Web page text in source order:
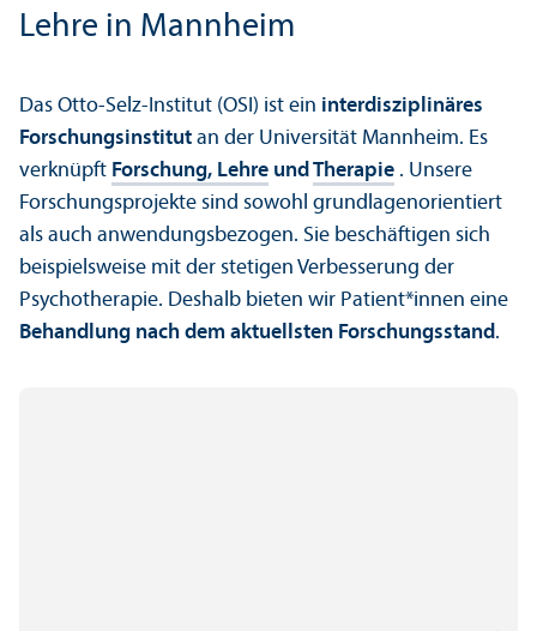
Lehre in Mannheim
Das Otto-Selz-Institut (OSI) ist ein interdisziplinäres
Forschungs­institut an der Universität Mannheim. Es
verknüpft Forschung, Lehre undTherapie . Unsere
Forschungs­projekte sind sowohl grundlagen­orientiert
als auch anwendungs­bezogen. Sie beschäftigen sich
beispielsweise mit der stetigen Verbesserung der
Psychotherapie. Deshalb bieten wir Patient*innen eine
Behandlung nach dem aktuellsten Forschungs­stand.